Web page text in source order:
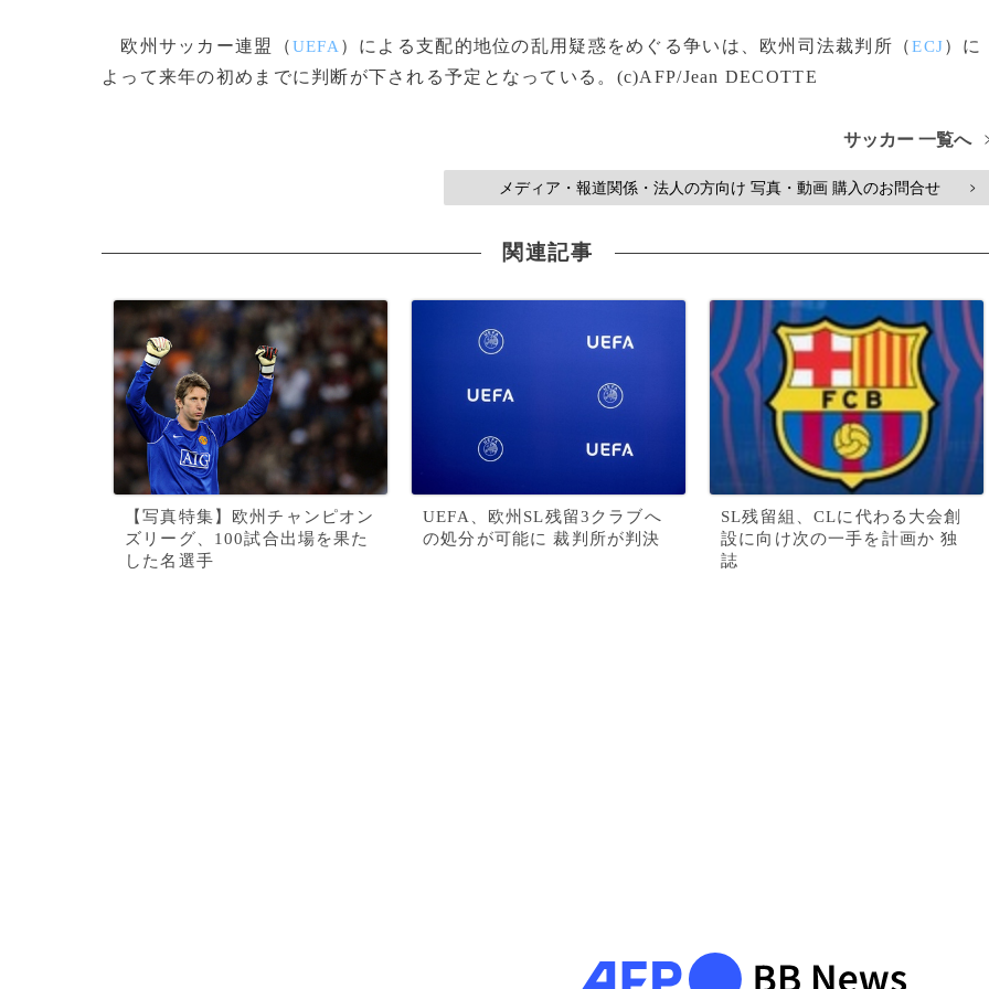
欧州サッカー連盟（UEFA ）による支配的地位の乱用疑惑をめぐる争いは、欧州司法裁判所（ECJ）に
よって来年の初めまでに判断が下される予定となっている。(c)AFP/Jean DECOTTE
サッカー 一覧へ
メディア・報道関係・法人の方向け 写真・動画 購入のお問合せ >
関連記事
【写真特集】欧州チャンピオン
ズリーグ、100試合出場を果た
した名選手
UEFA、欧州SL残留3クラブへ
の処分が可能に 裁判所が判決
SL残留組、CLに代わる大会創
設に向け次の一手を計画か 独
誌